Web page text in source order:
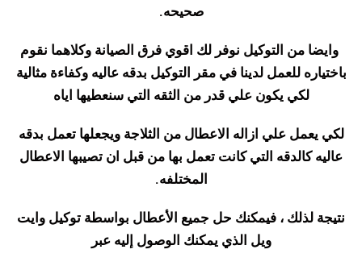
صحيحه.
وايضا من التوكيل نوفر لك اقوي فرق الصيانة وكلاهما نقوم
باختياره للعمل لدينا في مقر التوكيل بدقه عاليه وكفاءة مثالية
لكي يكون علي قدر من الثقه التي سنعطيها اياه
لكي يعمل علي ازاله الاعطال من الثلاجة ويجعلها تعمل بدقه
عاليه كالدقه التي كانت تعمل بها من قبل ان تصيبها الاعطال
المختلفه.
نتيجة لذلك ، فيمكنك حل جميع الأعطال بواسطة توكيل وايت
ويل الذي يمكنك الوصول إليه عبر